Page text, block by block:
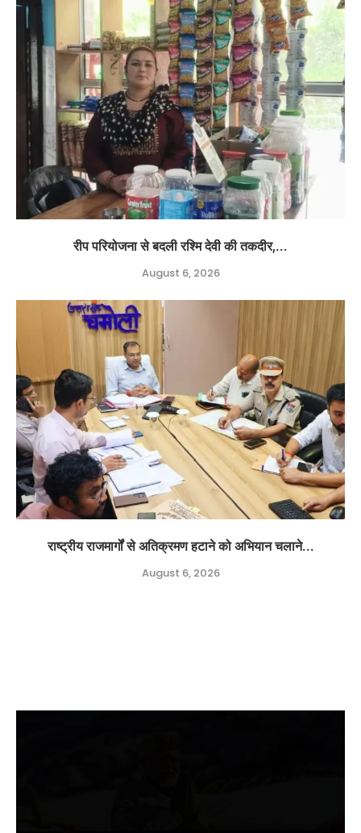
रीप परियोजना से बदली रश्मि देवी की तकदीर,...
August 6, 2026
राष्ट्रीय राजमार्गों से अतिक्रमण हटाने को अभियान चलाने...
August 6, 2026